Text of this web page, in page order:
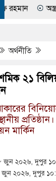
অস্ত্র-
অর্থনীতি
২১
মার্কিন
২০২৬, দুপুর
২০২৬, দুপুর